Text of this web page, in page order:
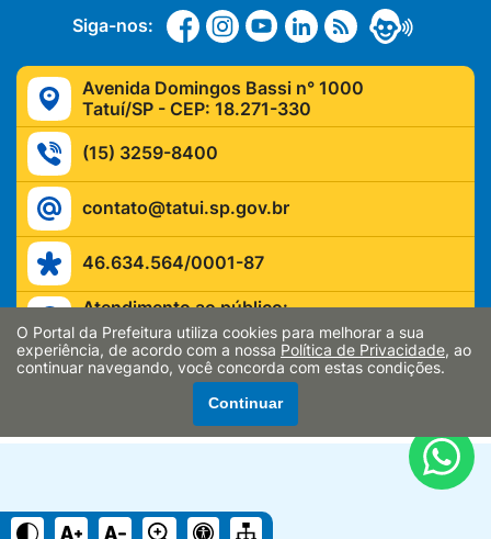
Siga-nos:
Avenida Domingos Bassi n° 1000
Tatuí/SP - CEP: 18.271-330
(15) 3259-8400
contato@tatui.sp.gov.br
46.634.564/0001-87
Atendimento ao público:
Segunda a sexta-feira, das 9h às 17h
O Portal da Prefeitura utiliza cookies para melhorar a sua
experiência, de acordo com a nossa Política de Privacidade, ao
continuar navegando, você concorda com estas condições.
Continuar